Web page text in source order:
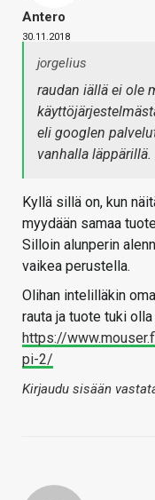
Antero
30.11.2018
jorgelius
raudan iällä ei ole
eli googlen
vanhalla läppärillä.
Kyllä sillä on, kun
myydään samaa
Silloin alunperin
vaikea perustella.
Olihan intelilläkin
rauta ja tuote tuki
https://
pi-2/
Kirjaudu sisään